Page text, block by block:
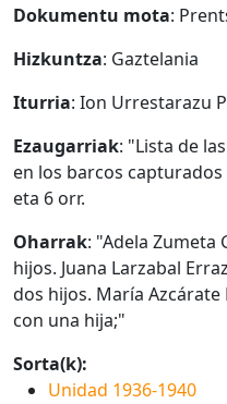
Dokumentu mota:
Hizkuntza: Gaztelania
Iturria: Ion Urrestarazu
Ezaugarriak: "Lista de
en los barcos
eta 6 orr.
Oharrak: "Adela Zumeta
hijos. Juana Larzabal
dos hijos. María
con una hija;"
Sorta(k):
Unidad 1936-1940